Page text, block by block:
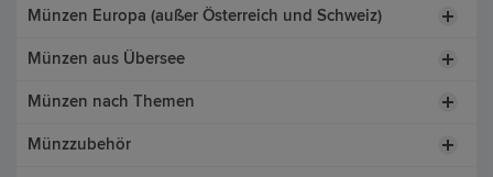
Münzen Europa (außer Österreich und Schweiz)
Münzen aus Übersee
Münzen nach Themen
Münzzubehör